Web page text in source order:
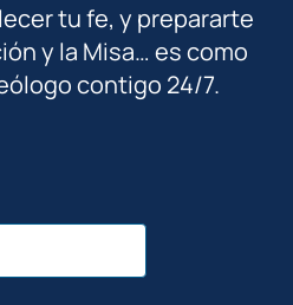
tu fe, y prepararte
y la Misa… es como
contigo 24/7.